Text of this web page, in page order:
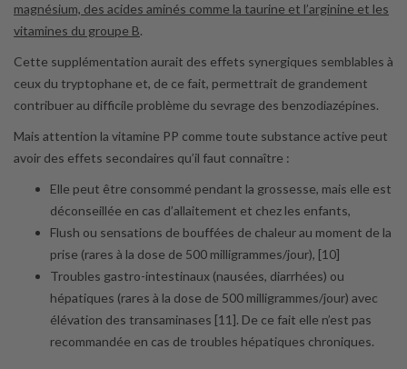
magnésium, des acides aminés comme la taurine et l’arginine et les
vitamines du groupe B.
Cette supplémentation aurait des effets synergiques semblables à
ceux du tryptophane et, de ce fait, permettrait de grandement
contribuer au difficile problème du sevrage des benzodiazépines.
Mais attention la vitamine PP comme toute substance active peut
avoir des effets secondaires qu’il faut connaître :
Elle peut être consommé pendant la grossesse, mais elle est
déconseillée en cas d’allaitement et chez les enfants,
Flush ou sensations de bouffées de chaleur au moment de la
prise (rares à la dose de 500 milligrammes/jour), [10]
Troubles gastro-intestinaux (nausées, diarrhées) ou
hépatiques (rares à la dose de 500 milligrammes/jour) avec
élévation des transaminases [11]. De ce fait elle n’est pas
recommandée en cas de troubles hépatiques chroniques.